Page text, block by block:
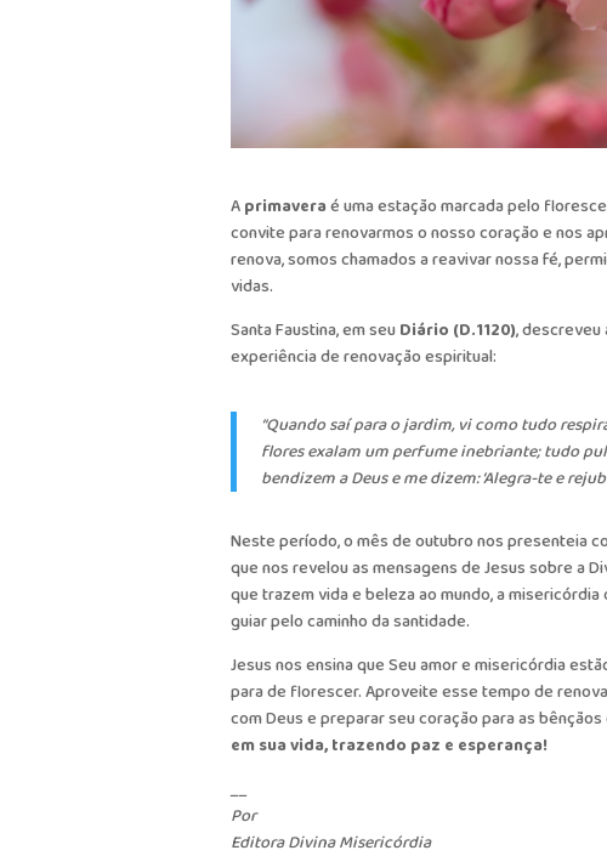
Aprimaveraé uma estação marcada pelo
convite para renovarmos o nosso coração e nos
renova, somos chamados a reavivar nossa fé,
vidas.
Santa Faustina, em seuDiário (D.1120), descreveu
experiência de renovação espiritual:
“Quando saí para o jardim, vi como tudo
flores exalam um perfume inebriante; tudo
bendizem a Deus e me dizem: ‘Alegra-te e
Neste período, o mês de outubro nos presenteia
que nos revelou as mensagens de Jesus sobre a
que trazem vida e beleza ao mundo, a
guiar pelo caminho da santidade.
Jesus nos ensina que Seu amor e misericórdia
para de florescer. Aproveite esse tempo de
com Deus e preparar seu coração para as
em sua vida, trazendo paz e esperança!
__
Por
Editora Divina Misericórdia